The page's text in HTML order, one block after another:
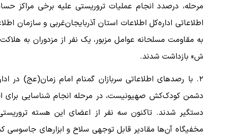
مرحله، درصدد انجام عملیات تروریستی علیه برخی مراکز
اطلاعاتی اداره‌کل اطلاعات استان آذربایجان‌غربی و سازمان
به مقاومت مسلحانه عوامل مزبور، یک نفر از مزدوران به
ش» بازداشت شدند.
۲. با رصدهای اطلاعاتی سربازان گمنام امام زمان(عج) در
دشمن کودک‌کش صهیونیست، در مرحله انجام شناسایی برای
دستگیر شدند. تاکنون سه نفر از اعضای این هسته
مخفیگاه آن‌ها مقادیر قابل توجهی سلاح و ابزارهای جاسوسی